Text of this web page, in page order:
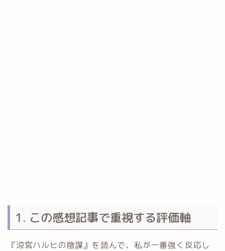
1. この感想記事で重視する評価軸
『涼宮ハルヒの陰謀』を読んで、私が一番強く反応し